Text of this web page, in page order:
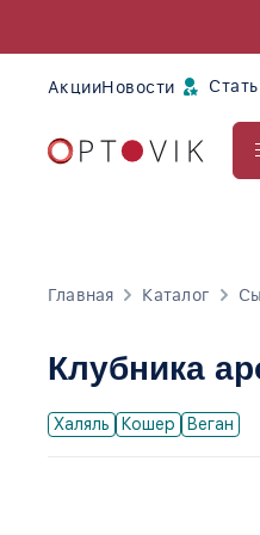
АкцииНовости
Главная Каталог
Клубника
Халяль Кошер Веган